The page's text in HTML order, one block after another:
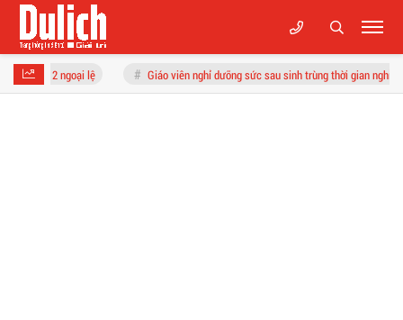
Giáo viên nghỉ dưỡng sức sau sinh trùng thời gian nghỉ hè, có được